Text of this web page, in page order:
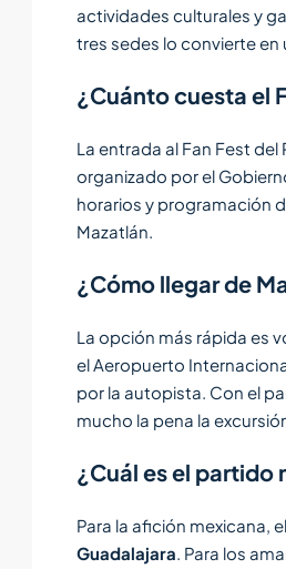
actividades culturales y
tres sedes lo convierte en
¿Cuánto cuesta el
La entrada al Fan Fest
organizado por el
horarios y programación
Mazatlán.
¿Cómo llegar de
La opción más rápida es
el Aeropuerto
por la autopista. Con el
mucho la pena la
¿Cuál es el partido
Para la afición mexicana,
Guadalajara. Para los